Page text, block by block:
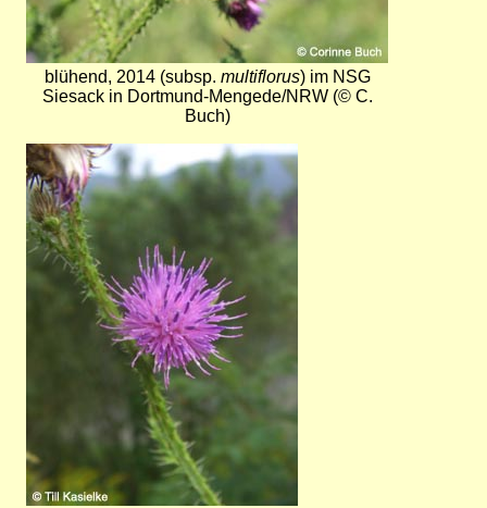
blühend, 2014 (subsp. multiflorus) im NSG
Siesack in Dortmund-Mengede/NRW (© C.
Buch)
Bild